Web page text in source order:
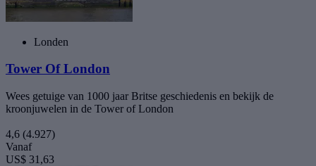
Londen
Tower Of London
Wees getuige van 1000 jaar Britse geschiedenis en bekijk de
kroonjuwelen in de Tower of London
4,6 (4.927)
Vanaf
US$ 31,63